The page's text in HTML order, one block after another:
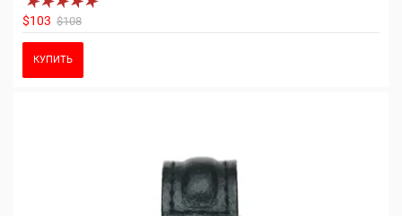
$103 $108
КУПИТЬ